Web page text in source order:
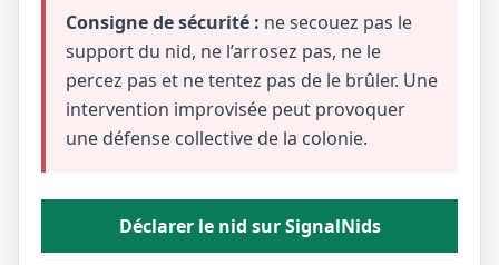
Consigne de sécurité : ne secouez pas le
support du nid, ne l’arrosez pas, ne le
percez pas et ne tentez pas de le brûler. Une
intervention improvisée peut provoquer
une défense collective de la colonie.
Déclarer le nid sur SignalNids